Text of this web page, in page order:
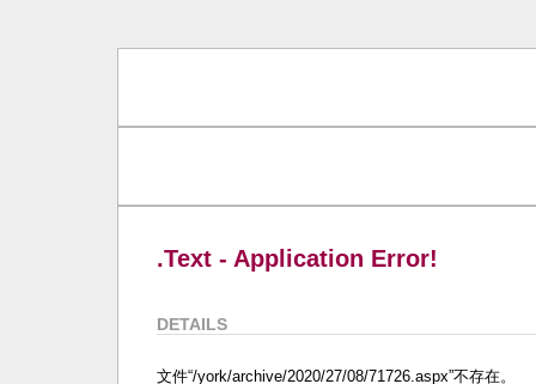
.Text - Application Error!
DETAILS
文件“/york/archive/2020/27/08/71726.aspx”不存在。